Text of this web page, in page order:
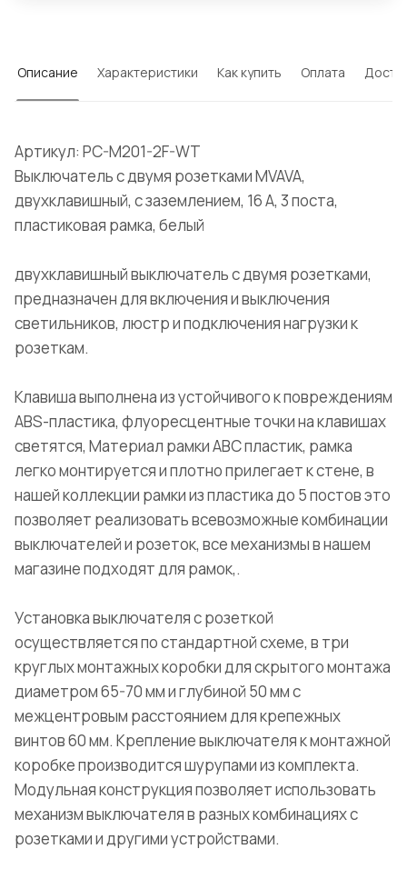
Описание Характеристики Как купить Оплата
Артикул: PC-M201-2F-WT
Выключатель с двумя розетками MVAVA,
двухклавишный, с заземлением, 16 А, 3 поста,
пластиковая рамка, белый
двухклавишный выключатель с двумя розетками,
предназначен для включения и выключения
светильников, люстр и подключения нагрузки к
розеткам.
Клавиша выполнена из устойчивого к повреждениям
ABS-пластика, флуоресцентные точки на клавишах
светятся, Материал рамки ABC пластик, рамка
легко монтируется и плотно прилегает к стене, в
нашей коллекции рамки из пластика до 5 постов это
позволяет реализовать всевозможные комбинации
выключателей и розеток, все механизмы в нашем
магазине подходят для рамок,.
Установка выключателя с розеткой
осуществляется по стандартной схеме, в три
круглых монтажных коробки для скрытого монтажа
диаметром 65-70 мм и глубиной 50 мм с
межцентровым расстоянием для крепежных
винтов 60 мм. Крепление выключателя к монтажной
коробке производится шурупами из комплекта.
Модульная конструкция позволяет использовать
механизм выключателя в разных комбинациях с
розетками и другими устройствами.